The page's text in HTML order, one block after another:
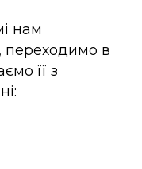
нам
переходимо в
її з